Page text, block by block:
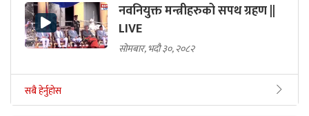
नवनियुक्त मन्त्रीहरुको सपथ ग्रहण ||
LIVE
सोमबार, भदौ ३०, २०८२
सबै हेर्नुहोस